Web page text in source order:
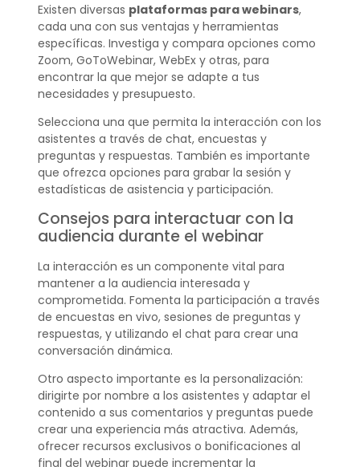
Existen diversas plataformas para webinars,
cada una con sus ventajas y herramientas
específicas. Investiga y compara opciones como
Zoom, GoToWebinar, WebEx y otras, para
encontrar la que mejor se adapte a tus
necesidades y presupuesto.
Selecciona una que permita la interacción con los
asistentes a través de chat, encuestas y
preguntas y respuestas. También es importante
que ofrezca opciones para grabar la sesión y
estadísticas de asistencia y participación.
Consejos para interactuar con la
audiencia durante el webinar
La interacción es un componente vital para
mantener a la audiencia interesada y
comprometida. Fomenta la participación a través
de encuestas en vivo, sesiones de preguntas y
respuestas, y utilizando el chat para crear una
conversación dinámica.
Otro aspecto importante es la personalización:
dirigirte por nombre a los asistentes y adaptar el
contenido a sus comentarios y preguntas puede
crear una experiencia más atractiva. Además,
ofrecer recursos exclusivos o bonificaciones al
final del webinar puede incrementar la